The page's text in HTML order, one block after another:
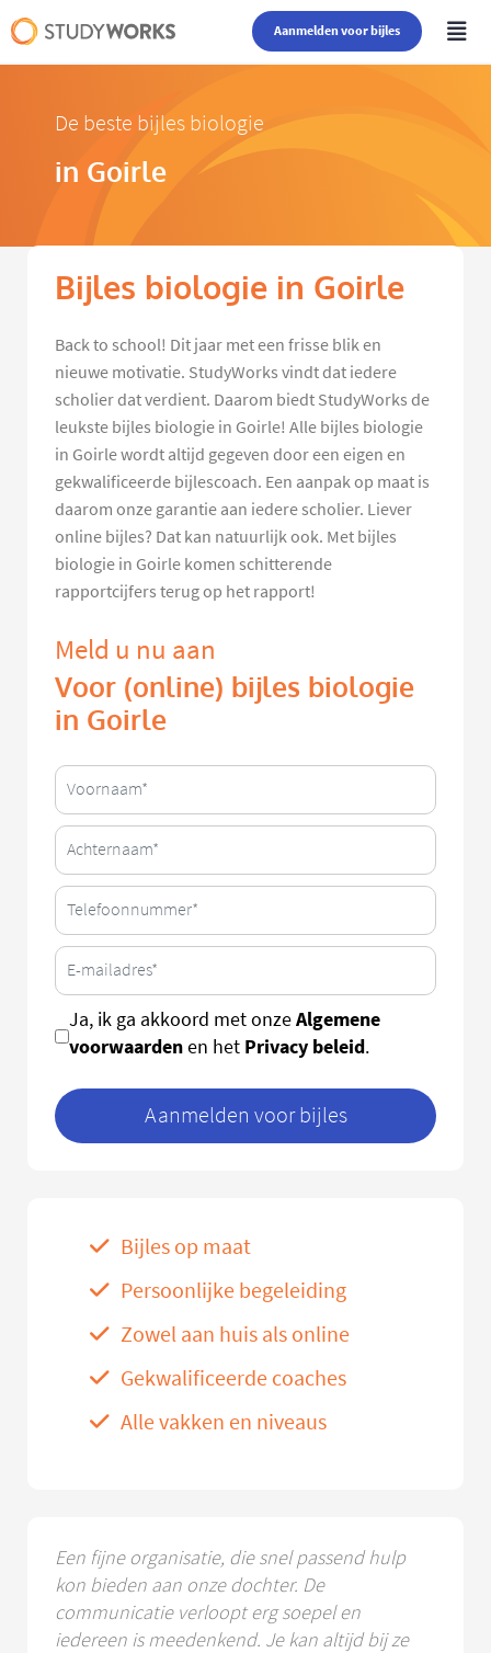
Aanmelden voor bijles
De beste bijles biologie
in Goirle
Bijles biologie in Goirle
Back to school! Dit jaar met een frisse blik en
nieuwe motivatie. StudyWorks vindt dat iedere
scholier dat verdient. Daarom biedt StudyWorks de
leukste bijles biologie in Goirle! Alle bijles biologie
in Goirle wordt altijd gegeven door een eigen en
gekwalificeerde bijlescoach. Een aanpak op maat is
daarom onze garantie aan iedere scholier. Liever
online bijles? Dat kan natuurlijk ook. Met bijles
biologie in Goirle komen schitterende
rapportcijfers terug op het rapport!
Meld u nu aan
Voor (online) bijles biologie
in Goirle
Ja, ik ga akkoord met onzeAlgemene
voorwaardenen het Privacy beleid.
Aanmelden voor bijles
Bijles op maat
Persoonlijke begeleiding
Zowel aan huis als online
Gekwalificeerde coaches
Alle vakken en niveaus
Een fijne organisatie, die snel passend hulp
kon bieden aan onze dochter. De
communicatie verloopt erg soepel en
iedereen is meedenkend. Je kan altijd bij ze